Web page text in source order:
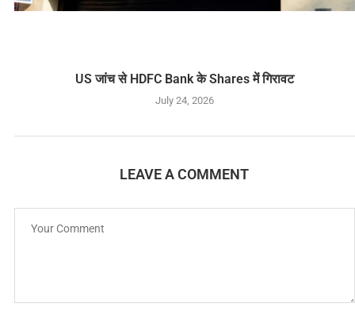
US जांच से HDFC Bank के Shares में गिरावट
July 24, 2026
LEAVE A COMMENT